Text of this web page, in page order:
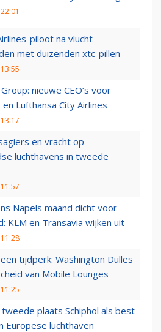
piloot na vlucht
met duizenden xtc-pillen
nieuwe CEO’s voor
Lufthansa City Airlines
en vracht op
luchthavens in tweede
Napels maand dicht voor
KLM en Transavia wijken uit
tijdperk: Washington Dulles
van Mobile Lounges
plaats Schiphol als best
Europese luchthaven